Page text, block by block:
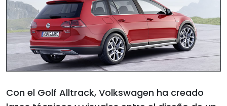
Con el Golf Alltrack, Volkswagen ha creado